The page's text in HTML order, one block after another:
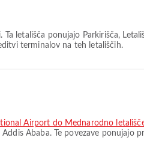
letališča ponujajo Parkirišča,
terminalov na teh letališčih.
Airport do Mednarodno
Ababa. Te povezave ponujajo